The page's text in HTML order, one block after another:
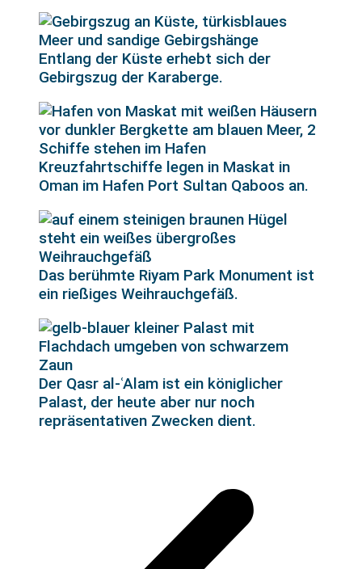
Entlang der Küste erhebt sich der
Gebirgszug der Karaberge.
Kreuzfahrtschiffe legen in Maskat in
Oman im Hafen Port Sultan Qaboos an.
Das berühmte Riyam Park Monument ist
ein rießiges Weihrauchgefäß.
Der Qasr al-ʿAlam ist ein königlicher
Palast, der heute aber nur noch
repräsentativen Zwecken dient.